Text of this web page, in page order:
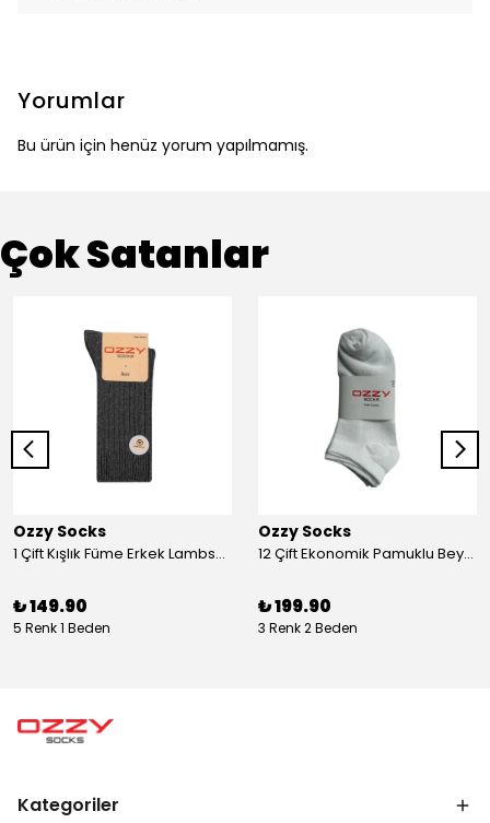
Yorumlar
Bu ürün için henüz yorum yapılmamış.
Çok Satanlar
Ozzy Socks
1 Çift Kışlık Füme Erkek Lambswool Yünlü Uyku Çorabı Soft Touch
₺ 149.90
5 Renk 1 Beden
Ozzy Socks
12 Çift Ekonomik Pamuklu Beyaz Kadın Patik
₺ 199.90
3 Renk 2 Beden
Kategoriler